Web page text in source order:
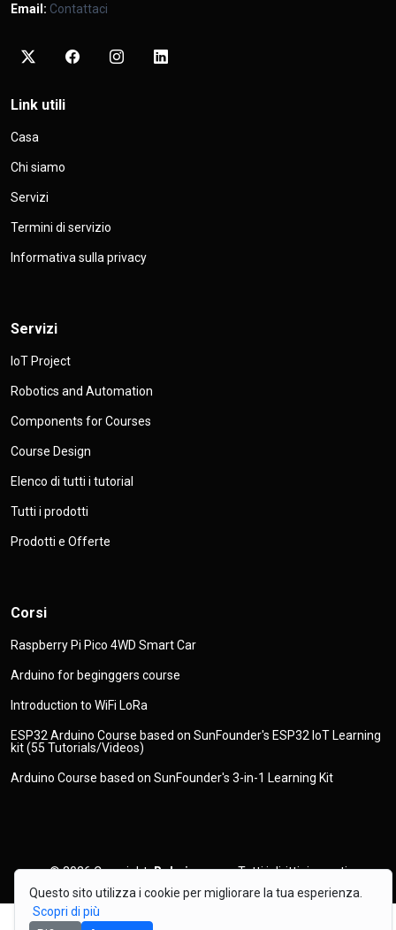
Questo sito utilizza i cookie per migliorare la tua esperienza.
Scopri di più
Email: Contattaci
Link utili
Casa
Chi siamo
Servizi
Termini di servizio
Informativa sulla privacy
Servizi
IoT Project
Robotics and Automation
Components for Courses
Course Design
Elenco di tutti i tutorial
Tutti i prodotti
Prodotti e Offerte
Corsi
Raspberry Pi Pico 4WD Smart Car
Arduino for beginggers course
Introduction to WiFi LoRa
ESP32 Arduino Course based on SunFounder's ESP32 IoT Learning
kit (55 Tutorials/Videos)
Arduino Course based on SunFounder's 3-in-1 Learning Kit
© 2026Copyright Robojax.com Tutti i diritti riservati